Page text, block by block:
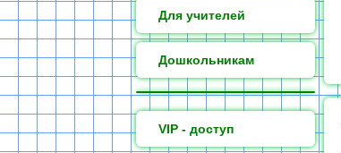
Для учителей
Дошкольникам
VIP - доступ